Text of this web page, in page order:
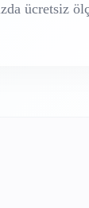
ücretsiz